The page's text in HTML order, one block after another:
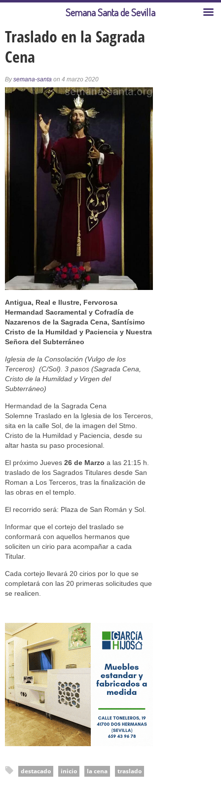
Traslado en la Sagrada
Cena
Bysemana-santa on 4 marzo 2020
Antigua, Real e Ilustre, Fervorosa
Hermandad Sacramental y Cofradía de
Nazarenos de la Sagrada Cena, Santísimo
Cristo de la Humildad y Paciencia y Nuestra
Señora del Subterráneo
Iglesia de la Consolación (Vulgo de los
Terceros) (C/Sol). 3 pasos (Sagrada Cena,
Cristo de la Humildad y Virgen del
Subterráneo)
Hermandad de la Sagrada Cena
Solemne Traslado en la Iglesia de los Terceros,
sita en la calle Sol, de la imagen del Stmo.
Cristo de la Humildad y Paciencia, desde su
altar hasta su paso procesional.
El próximo Jueves 26 de Marzo a las 21:15 h.
traslado de los Sagrados Titulares desde San
Roman a Los Terceros, tras la finalización de
las obras en el templo.
El recorrido será: Plaza de San Román y Sol.
Informar que el cortejo del traslado se
conformará con aquellos hermanos que
soliciten un cirio para acompañar a cada
Titular.
Cada cortejo llevará 20 cirios por lo que se
completará con las 20 primeras solicitudes que
se realicen.
destacado inicio la cena traslado
Semana Santa de Sevilla